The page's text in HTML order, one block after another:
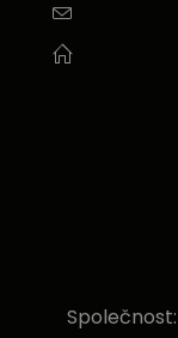
Společnost: